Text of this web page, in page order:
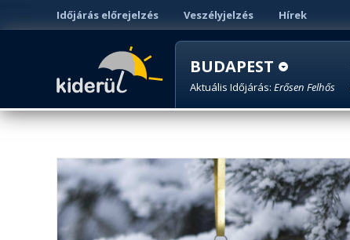
Időjárás előrejelzés Veszélyjelzés Hírek
BUDAPEST
Aktuális Időjárás: Erősen Felhős